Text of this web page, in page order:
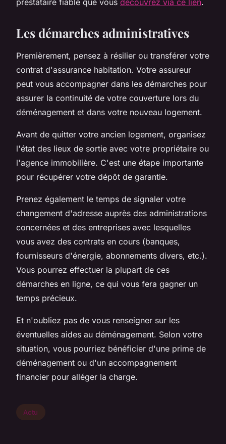
Les démarches administratives
Premièrement, pensez à résilier ou transférer votre
contrat d'assurance habitation. Votre assureur
peut vous accompagner dans les démarches pour
assurer la continuité de votre couverture lors du
déménagement et dans votre nouveau logement.
Avant de quitter votre ancien logement, organisez
l'état des lieux de sortie avec votre propriétaire ou
l'agence immobilière. C'est une étape importante
pour récupérer votre dépôt de garantie.
Prenez également le temps de signaler votre
changement d'adresse auprès des administrations
concernées et des entreprises avec lesquelles
vous avez des contrats en cours (banques,
fournisseurs d'énergie, abonnements divers, etc.).
Vous pourrez effectuer la plupart de ces
démarches en ligne, ce qui vous fera gagner un
temps précieux.
Et n'oubliez pas de vous renseigner sur les
éventuelles aides au déménagement. Selon votre
situation, vous pourriez bénéficier d'une prime de
déménagement ou d'un accompagnement
financier pour alléger la charge.
Actu